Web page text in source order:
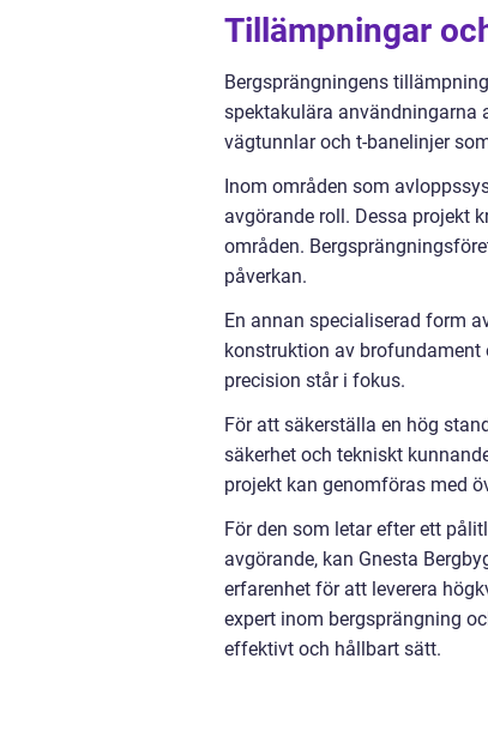
Tillämpningar
Bergsprängningens
spektakulära användningarna
vägtunnlar och t-banelinjer
Inom områden som
avgörande roll. Dessa projekt
områden.
påverkan.
En annan specialiserad form
konstruktion av brofundament
precision står i fokus.
För att säkerställa en hög
säkerhet och tekniskt
projekt kan genomföras med
För den som letar efter ett
avgörande, kan Gnesta
erfarenhet för att leverera
expert inom bergsprängning
effektivt och hållbart sätt.